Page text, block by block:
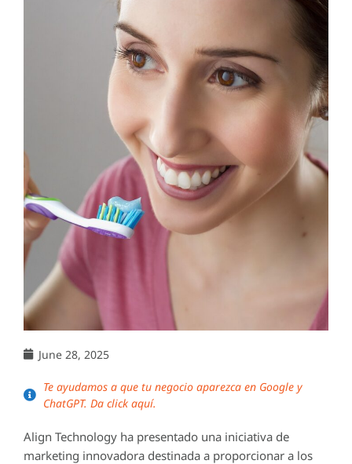
June 28, 2025
Te ayudamos a que tu negocio aparezca en Google y
ChatGPT. Da click aquí.
Align Technology ha presentado una iniciativa de
marketing innovadora destinada a proporcionar a los